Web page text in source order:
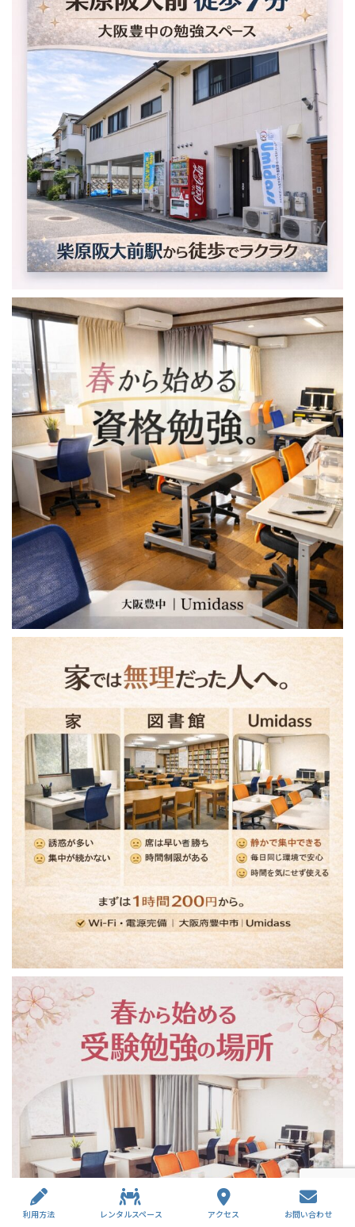
利用方法 レンタルスペース アクセス お問い合わせ